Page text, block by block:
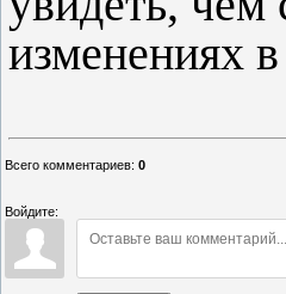
изменениях
Всего комментариев: 0
Войдите: